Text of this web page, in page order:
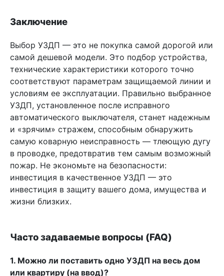
Заключение
Выбор УЗДП — это не покупка самой дорогой или
самой дешевой модели. Это подбор устройства,
технические характеристики которого точно
соответствуют параметрам защищаемой линии и
условиям ее эксплуатации. Правильно выбранное
УЗДП, установленное после исправного
автоматического выключателя, станет надежным
и «зрячим» стражем, способным обнаружить
самую коварную неисправность — тлеющую дугу
в проводке, предотвратив тем самым возможный
пожар. Не экономьте на безопасности:
инвестиция в качественное УЗДП — это
инвестиция в защиту вашего дома, имущества и
жизни близких.
Часто задаваемые вопросы (FAQ)
1. Можно ли поставить одно УЗДП на весь дом
или квартиру (на ввод)?